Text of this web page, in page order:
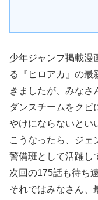
少年ジャンプ掲載漫
る『ヒロアカ』の最
きましたが、みなさ
ダンスチームをクビ
やけにならないとい
こうなったら、ジェ
警備班として活躍し
次回の175話も待ち
それではみなさん、